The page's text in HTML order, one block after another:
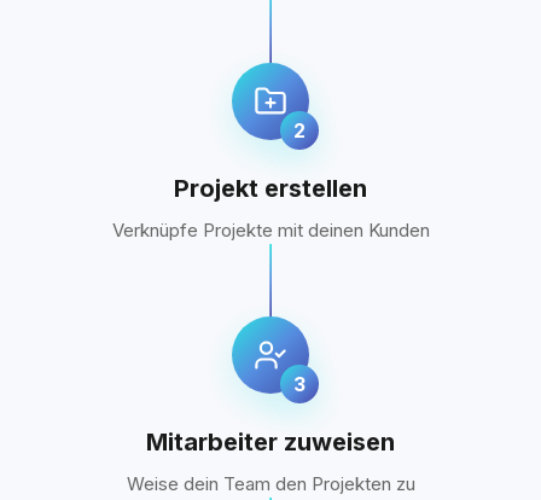
2
Projekt erstellen
Verknüpfe Projekte mit deinen Kunden
3
Mitarbeiter zuweisen
Weise dein Team den Projekten zu